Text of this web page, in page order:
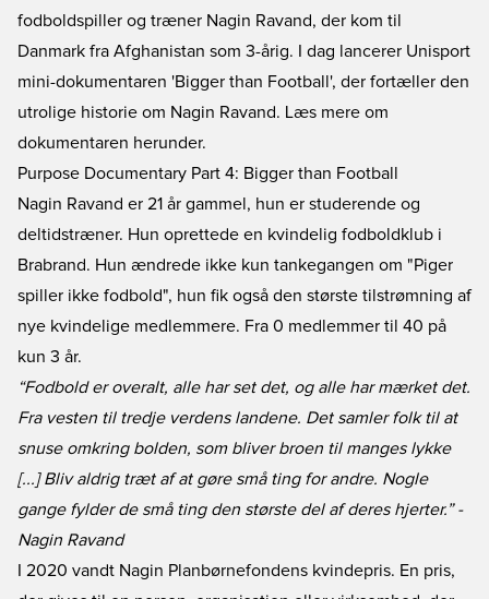
fodboldspiller og træner Nagin Ravand, der kom til
Danmark fra Afghanistan som 3-årig. I dag lancerer Unisport
mini-dokumentaren 'Bigger than Football', der fortæller den
utrolige historie om Nagin Ravand. Læs mere om
dokumentaren herunder.
Purpose Documentary Part 4: Bigger than Football
Nagin Ravand er 21 år gammel, hun er studerende og
deltidstræner. Hun oprettede en kvindelig fodboldklub i
Brabrand. Hun ændrede ikke kun tankegangen om "Piger
spiller ikke fodbold", hun fik også den største tilstrømning af
nye kvindelige medlemmere. Fra 0 medlemmer til 40 på
kun 3 år.
“Fodbold er overalt, alle har set det, og alle har mærket det.
Fra vesten til tredje verdens landene. Det samler folk til at
snuse omkring bolden, som bliver broen til manges lykke
[...] Bliv aldrig træt af at gøre små ting for andre. Nogle
gange fylder de små ting den største del af deres hjerter.” -
Nagin Ravand
I 2020 vandt Nagin Planbørnefondens kvindepris. En pris,